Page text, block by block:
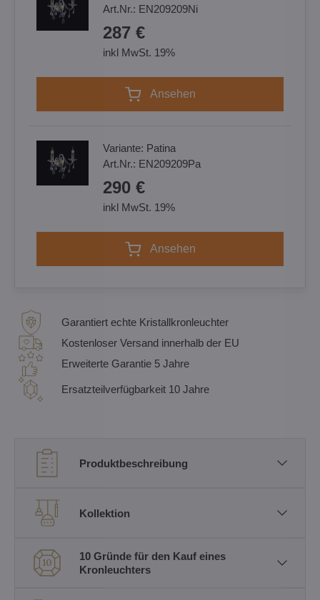
Art.Nr.: EN209209Ni
287 €
inkl MwSt. 19%
Ansehen
Variante: Patina
Art.Nr.: EN209209Pa
290 €
inkl MwSt. 19%
Ansehen
Garantiert echte Kristallkronleuchter
Kostenloser Versand innerhalb der EU
Erweiterte Garantie 5 Jahre
Ersatzteilverfügbarkeit 10 Jahre
Produktbeschreibung
Kollektion
10 Gründe für den Kauf eines
Kronleuchters